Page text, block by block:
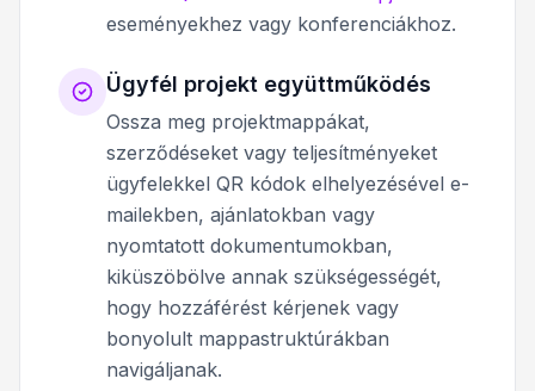
eseményekhez vagy konferenciákhoz.
Ügyfél projekt együttműködés
Ossza meg projektmappákat,
szerződéseket vagy teljesítményeket
ügyfelekkel QR kódok elhelyezésével e-
mailekben, ajánlatokban vagy
nyomtatott dokumentumokban,
kiküszöbölve annak szükségességét,
hogy hozzáférést kérjenek vagy
bonyolult mappastruktúrákban
navigáljanak.